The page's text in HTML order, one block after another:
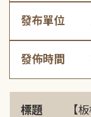
發布單位
發佈時間
標題
【